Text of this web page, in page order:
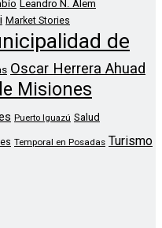
Leandro N. Alem
Market Stories
de
Oscar Herrera Ahuad
Misiones
Puerto Iguazú Salud
Temporal en Posadas Turismo